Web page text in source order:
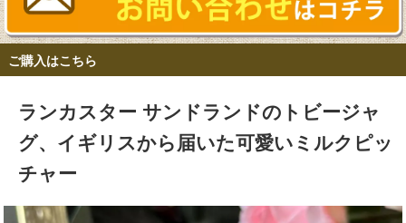
ご購入はこちら
ランカスター サンドランドのトビージャ
グ、イギリスから届いた可愛いミルクピッ
チャー